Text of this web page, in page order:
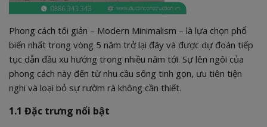
Phong cách tối giản – Modern Minimalism – là lựa chọn phổ
biến nhất trong vòng 5 năm trở lại đây và được dự đoán tiếp
tục dẫn đầu xu hướng trong nhiều năm tới. Sự lên ngôi của
phong cách này đến từ nhu cầu sống tinh gọn, ưu tiên tiện
nghi và loại bỏ sự rườm rà không cần thiết.
1.1 Đặc trưng nổi bật